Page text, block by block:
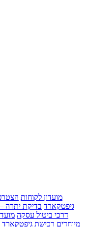
מועדון לקוחות
גיפטקארד בדיקת יתרה
דרכי ביטול עסקה
מיוחדים רכישת גיפטקארד